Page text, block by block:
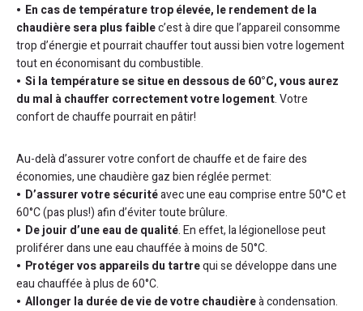
En cas de température trop élevée, le rendement de la
chaudière sera plus faiblec’est à dire que l’appareil consomme
trop d’énergie et pourrait chauffer tout aussi bien votre logement
tout en économisant du combustible.
Si la température se situe en dessous de 60°C, vous aurez
du mal à chauffer correctement votre logement. Votre
confort de chauffe pourrait en pâtir!
Au-delà d’assurer votre confort de chauffe et de faire des
économies, une chaudière gaz bien réglée permet:
D’assurer votre sécuritéavec une eau comprise entre 50°C et
60°C (pas plus!) afin d’éviter toute brûlure.
De jouir d’une eau de qualité. En effet, la légionellose peut
proliférer dans une eau chauffée à moins de 50°C.
Protéger vos appareils du tartrequi se développe dans une
eau chauffée à plus de 60°C.
Allonger la durée de vie de votre chaudièreà condensation.